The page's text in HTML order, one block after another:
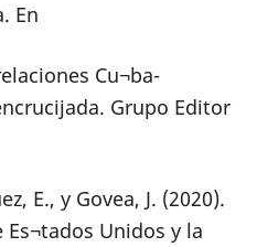
En
Cu¬ba-
Grupo Editor
E., y Govea, J. (2020).
Es¬tados Unidos y la